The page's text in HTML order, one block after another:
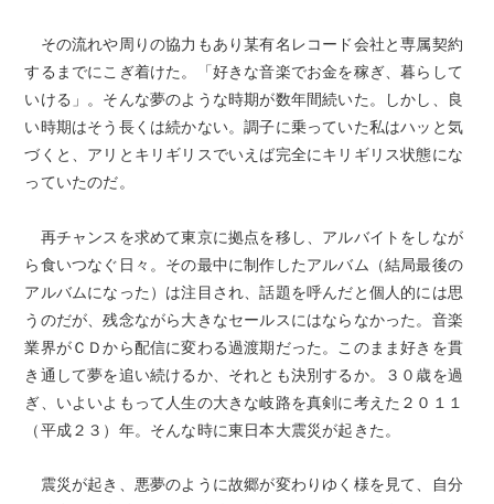
その流れや周りの協力もあり某有名レコード会社と専属契約
するまでにこぎ着けた。「好きな音楽でお金を稼ぎ、暮らして
いける」。そんな夢のような時期が数年間続いた。しかし、良
い時期はそう長くは続かない。調子に乗っていた私はハッと気
づくと、アリとキリギリスでいえば完全にキリギリス状態にな
っていたのだ。
再チャンスを求めて東京に拠点を移し、アルバイトをしなが
ら食いつなぐ日々。その最中に制作したアルバム（結局最後の
アルバムになった）は注目され、話題を呼んだと個人的には思
うのだが、残念ながら大きなセールスにはならなかった。音楽
業界がＣＤから配信に変わる過渡期だった。このまま好きを貫
き通して夢を追い続けるか、それとも決別するか。３０歳を過
ぎ、いよいよもって人生の大きな岐路を真剣に考えた２０１１
（平成２３）年。そんな時に東日本大震災が起きた。
震災が起き、悪夢のように故郷が変わりゆく様を見て、自分